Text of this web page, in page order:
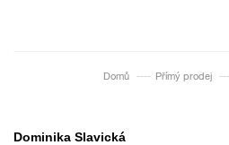
Domů Přímý prodej
Dominika Slavická